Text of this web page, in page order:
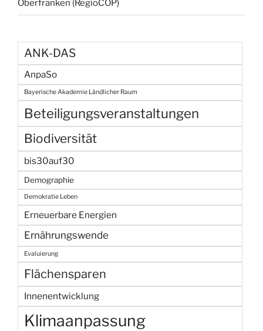
Oberfranken (RegioCOP)
ANK-DAS
AnpaSo
Bayerische Akademie Ländlicher Raum
Beteiligungsveranstaltungen
Biodiversität
bis30auf30
Demographie
Demokratie Leben
Erneuerbare Energien
Ernährungswende
Evaluierung
Flächensparen
Innenentwicklung
Klimaanpassung